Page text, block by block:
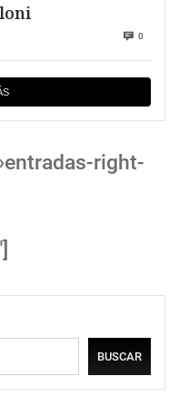
0
right-
BUSCAR